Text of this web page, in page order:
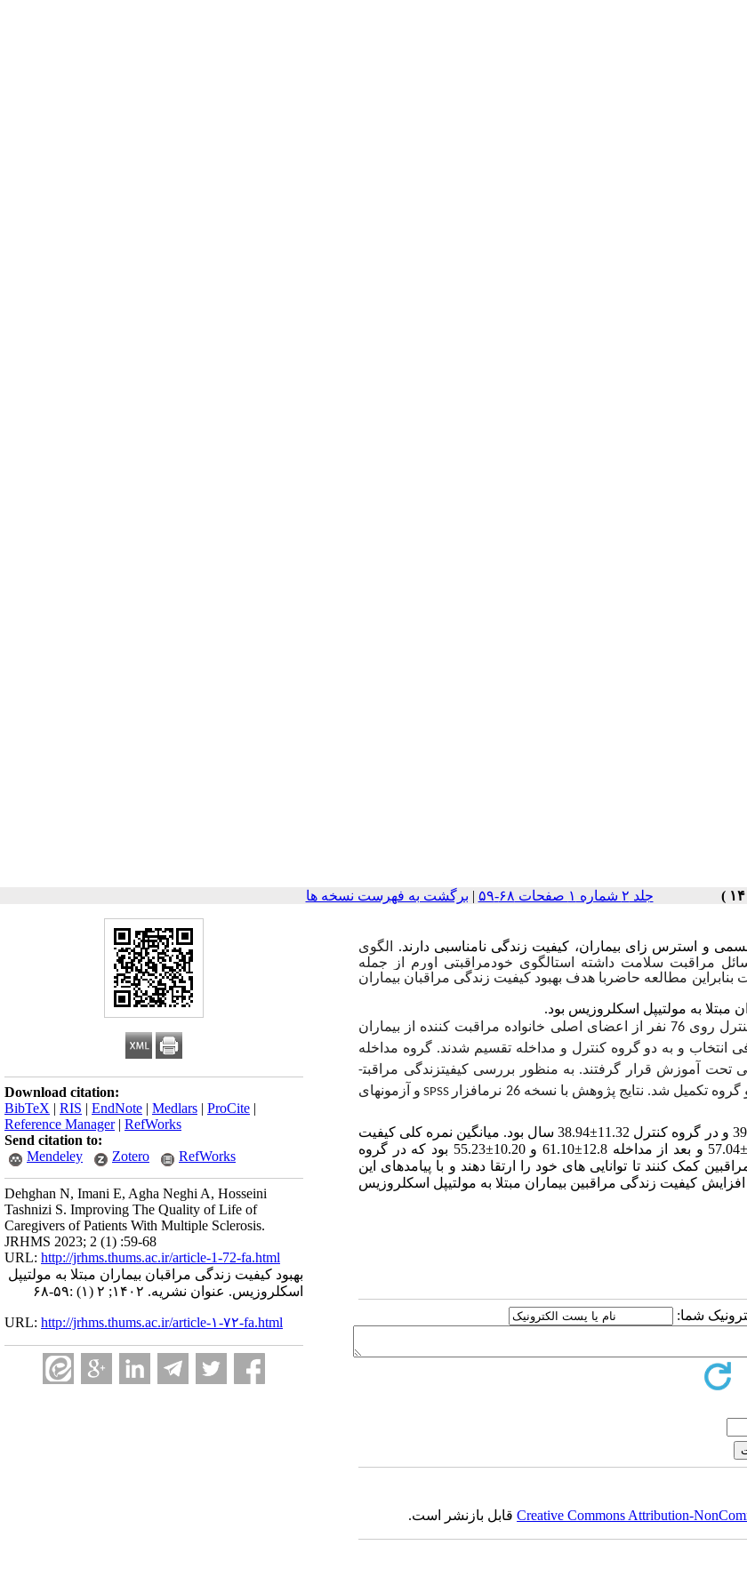
جلد ۲ شماره ۱ صفحات ۶۸-۵۹ | برگشت به فهرست نسخه ها
Download citation:
BibTeX | RIS | EndNote | Medlars | ProCite |
Reference Manager| RefWorks
Send citation to:
Mendeley
Zotero RefWorks
Dehghan N, Imani E, Agha Neghi A, Hosseini
Tashnizi S. Improving The Quality of Life of
Caregivers of Patients With Multiple Sclerosis.
JRHMS 2023; 2 (1) :59-68
URL: http://jrhms.thums.ac.ir/article-1-72-fa.html
بهبود کیفیت زندگی مراقبان بیماران مبتلا به مولتیپل
اسکلروزیس. عنوان نشریه. ۱۴۰۲; ۲ (۱) :۵۹-۶۸
URL: http://jrhms.thums.ac.ir/article-۱-۷۲-fa.html
الگوی
مراقبت سلامت داشته استالگوی خودمراقبتی اورم از جمله
مطالعه حاضربا هدف بهبود کیفیت زندگی مراقبان بیماران
مبتلا به مولتیپل اسکلروزیس بود.
مطالعه نیمه تجربی حاضر با طرح پیش آزمون، پس آزمون و با گروه کنترل روی 76 نفر از اعضای اصلی خانواده مراقبت کننده از بیماران
و به دو گروه کنترل و مداخله تقسیم شدند. گروه مداخله
آموزشی اورم در بیماران ام­اس در طول 7 جلسه 40 دقیقه­ایی تحت آموزش قرار گرفتند. به منظور بررسی کیفیت­زندگی مراقبت­
شد. نتایج پژوهش با نسخه 26 نرم­افزار SPSS و آزمون­های
یافته ها: یافته ها نشان داد که میانگین سنی مراقبین در گروه مداخله 11.34±39.74 و در گروه کنترل 11.32±38.94 سال بود. میانگین نمره کلی کیفیت
زندگی در گروه مداخله و کنترل قبل از مطالعه به ترتیب8.47±52.31 و 14.01±57.04 و بعد از مداخله 12.8±61.10 و 10.20±55.23 بود که در گروه
کمک کنند تا توانایی های خود را ارتقا دهند و با پیامدهای این
کیفیت زندگی مراقبین بیماران مبتلا به مولتیپل اسکلروزیس
شما:
Creative Commons Attribution-قابل بازنشر است.